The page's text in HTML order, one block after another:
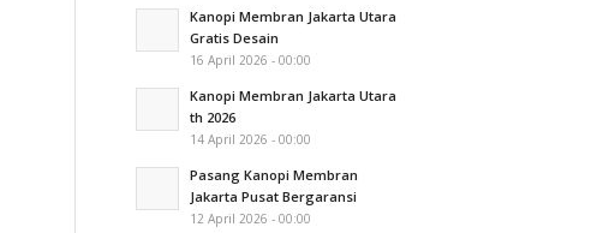
Kanopi Membran Jakarta Utara
Gratis Desain
16 April 2026 - 00:00
Kanopi Membran Jakarta Utara
th 2026
14 April 2026 - 00:00
Pasang Kanopi Membran
Jakarta Pusat Bergaransi
12 April 2026 - 00:00